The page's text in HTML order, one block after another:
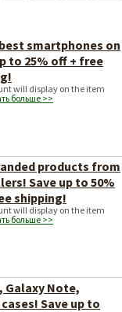
smartphones on
to 25% off + free
will display on the item
больше >>
products from
Save up to 50%
shipping!
will display on the item
больше >>
Galaxy Note,
cases! Save up to